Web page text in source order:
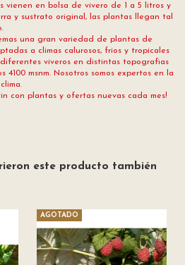
vienen en bolsa de vivero de 1 a 5 litros y
y sustrato original, las plantas llegan tal
una gran variedad de plantas de
a climas calurosos, frios y tropicales
viveros en distintas topografias
msnm. Nosotros somos expertos en la
con plantas y ofertas nuevas cada mes!
este producto también
AGOTADO